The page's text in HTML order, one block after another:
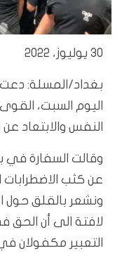
30 يوليوز، 2022
بغداد/المسلة: دعت
اليوم السبت،
النفس والابتعاد
وقالت السفارة في
عن كثب
ونشعر بالقلق حول
لافتة الى أن الحق
التعبير مكفولان